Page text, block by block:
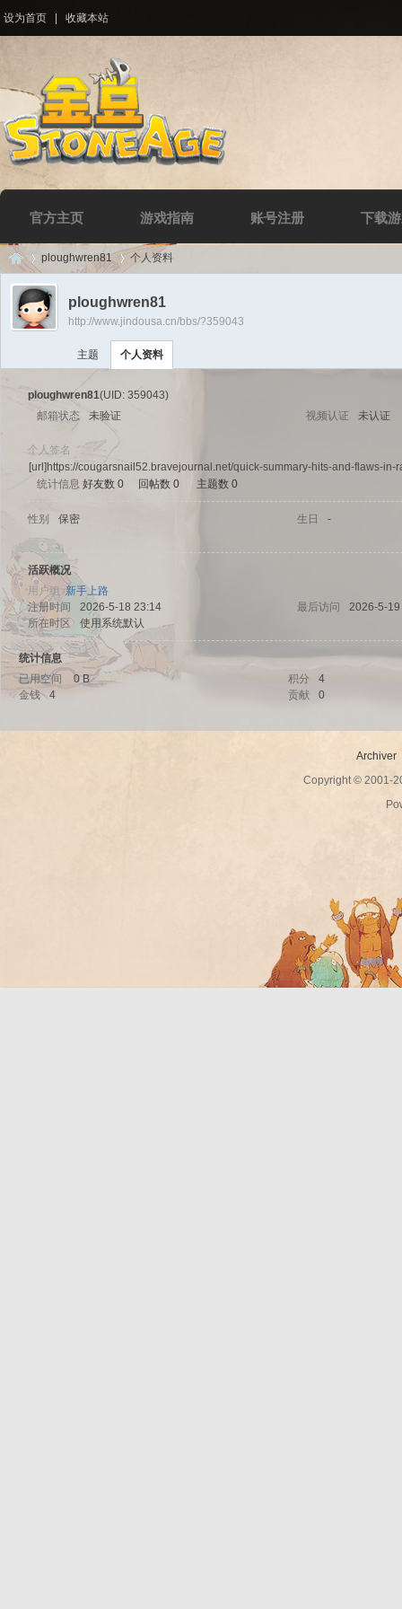
设为首页 收藏本站
官方主页 游戏指南 账号注册 下载
Di
uz!
›
ploughwren81 个人资料
ploughwren81
http://www.jindousa.cn/bbs/?359043
主题 个人资料
ploughwren81(UID: 359043)
邮箱状态
未验证 视频认证 未认证
个人签名
[url]https://cougarsnail52.bravejournal.net/quick-summary-hits-and-flaws-in-
统计信息 好友数 0 回帖数 0 主题数 0
性别 保密 生日 -
活跃概况
用户组新手上路
注册时间
2026-5-18 23:14 最后访问
2026-5-
所在时区
使用系统默认
统计信息
已用空间
0 B 积分
4
金钱
4 贡献 0
Archiver
Copyright © 2001-